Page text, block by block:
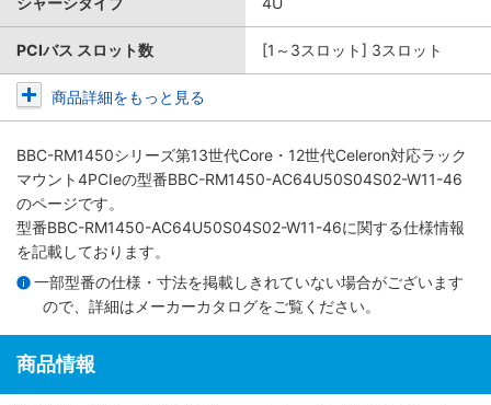
PCIバス スロット数 [1～3スロット] 3スロット
商品詳細をもっと見る
BBC-RM1450シリーズ第13世代Core・12世代Celeron対応ラック
マウント4PCIeの型番BBC-RM1450-AC64U50S04S02-W11-46
のページです。
型番BBC-RM1450-AC64U50S04S02-W11-46に関する仕様情報
を記載しております。
一部型番の仕様・寸法を掲載しきれていない場合がございます
ので、詳細は メーカーカタログをご覧ください。
商品情報